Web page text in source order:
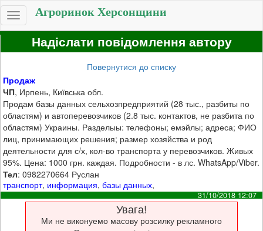
Toggle
navigation
Агроринок Херсонщини
Надіслати повідомлення автору
Повернутися до списку
Продаж
ЧП, Ирпень, Київська обл.
Продам базы данных сельхозпредприятий (28 тыс., разбиты по
областям) и автоперевозчиков (2.8 тыс. контактов, не разбита по
областям) Украины. Разделыы: телефоны; емэйлы; адреса; ФИО
лиц, принимающих решения; размер хозяйства и род
деятельности для с/х, кол-во транспорта у перевозчиков. Живых
95%. Цена: 1000 грн. каждая. Подробности - в лс. WhatsApp/Viber.
Тел: 0982270664 Руслан
транспорт, информация,базы данных,
31/10/2018 12:07
Увага!
Ми не виконуемо масову розсилку рекламного